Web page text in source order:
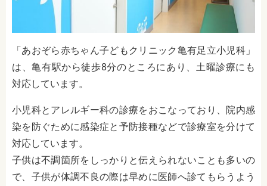
「あおぞら赤ちゃん子どもクリニック亀有足立小児科」
は、亀有駅から徒歩8分のところにあり、土曜診療にも
対応しています。
小児科とアレルギー科の診療をおこなっており、院内感
染を防ぐために感染症と予防接種などで診療室を分けて
対応しています。
子供は不調箇所をしっかりと伝えられないことも多いの
で、子供が体調不良の際は早めに医師へ診てもらうよう